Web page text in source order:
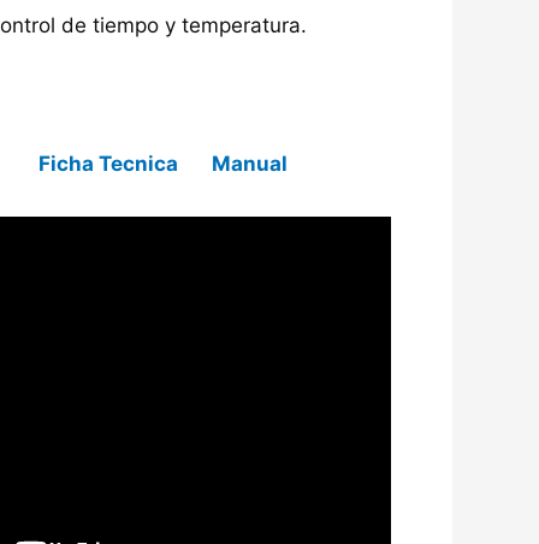
de tiempo y temperatura.
Ficha Tecnica Manual